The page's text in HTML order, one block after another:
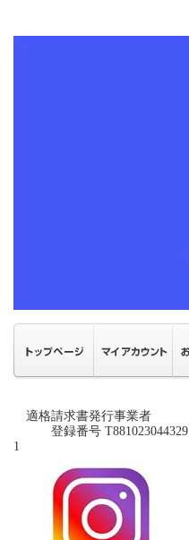
適格請求書発行事業者
登録番号 T881023044329
1